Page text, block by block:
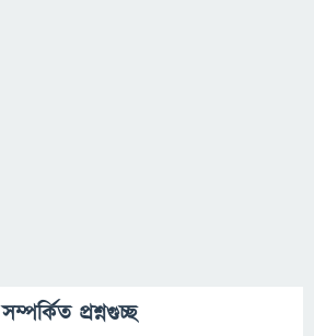
সম্পর্কিত প্রশ্নগুচ্ছ